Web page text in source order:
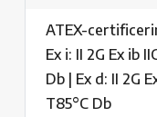
ATEX-
Ex i: II 2G Ex ib
Db | Ex d: II 2G
T85°C Db